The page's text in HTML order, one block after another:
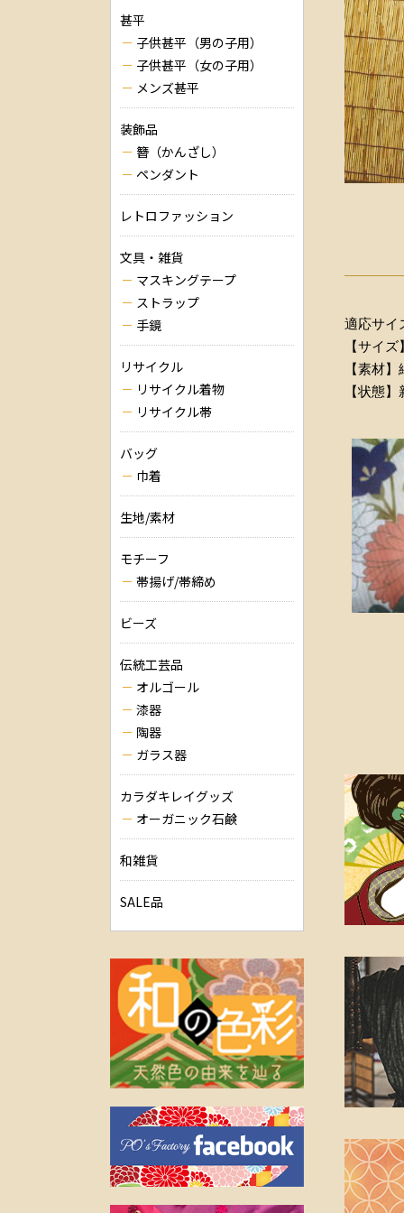
適応サイ
【サイ
【素材
【状態】
甚平
子供甚平（男の子用）
子供甚平（女の子用）
メンズ甚平
装飾品
簪（かんざし）
ペンダント
レトロファッション
文具・雑貨
マスキングテープ
ストラップ
手鏡
リサイクル
リサイクル着物
リサイクル帯
バッグ
巾着
生地/素材
モチーフ
帯揚げ/帯締め
ビーズ
伝統工芸品
オルゴール
漆器
陶器
ガラス器
カラダキレイグッズ
オーガニック石鹸
和雑貨
SALE品